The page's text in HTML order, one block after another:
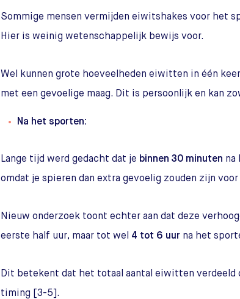
Sommige mensen vermijden eiwitshakes voor het
Hier is weinig wetenschappelijk bewijs voor.
Wel kunnen grote hoeveelheden eiwitten in één
met een gevoelige maag. Dit is persoonlijk en kan
Na het sporten:
Lange tijd werd gedacht dat je binnen 30 minuten na
omdat je spieren dan extra gevoelig zouden zijn
Nieuw onderzoek toont echter aan dat deze
eerste half uur, maar tot wel 4 tot 6 uur na het
Dit betekent dat het totaal aantal eiwitten verdeeld
timing [3-5].